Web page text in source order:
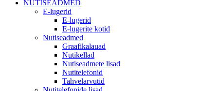
NUTISEADMED
E-lugerid
E-lugerid
E-lugerite kotid
Nutiseadmed
Graafikalauad
Nutikellad
Nutiseadmete lisad
Nutitelefonid
Tahvelarvutid